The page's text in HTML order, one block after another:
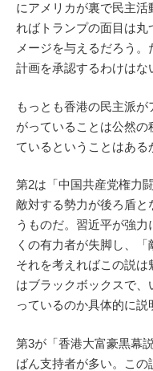
にアメリカが裏で民主
ればトランプの面目は
メージを与えるだろう
計画を承認するわけはな
もっとも香港の民主派
がっていることは公然
ているということはある
第2は「中国共産党権力
敵対する勢力が後ろ盾
うものだ。習近平が強
くの有力者が失脚し、「
それを考えればこの説
はブラックボックスで
っているのか具体的に説
第3が「香港大富豪黒幕
ばん支持者が多い。こ